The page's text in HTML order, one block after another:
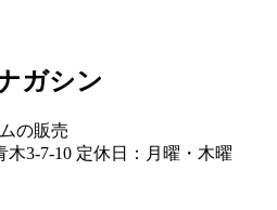
ガシン
の販売
木3-7-10 定休日：月曜・木曜